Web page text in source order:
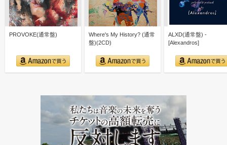
PROVOKE(通常盤)
Where's My History? (通常
盤)(2CD)
ALXD(通常盤) -
[Alexandros]